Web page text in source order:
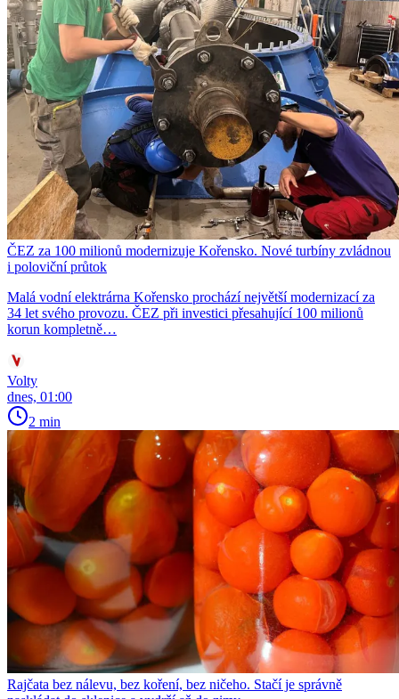
ČEZ za 100 milionů modernizuje Kořensko. Nové turbíny zvládnou
i poloviční průtok
Malá vodní elektrárna Kořensko prochází největší modernizací za
34 let svého provozu. ČEZ při investici přesahující 100 milionů
korun kompletně…
Volty
dnes, 01:00
2 min
Rajčata bez nálevu, bez koření, bez ničeho. Stačí je správně